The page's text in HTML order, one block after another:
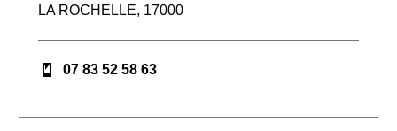
LA ROCHELLE, 17000
07 83 52 58 63